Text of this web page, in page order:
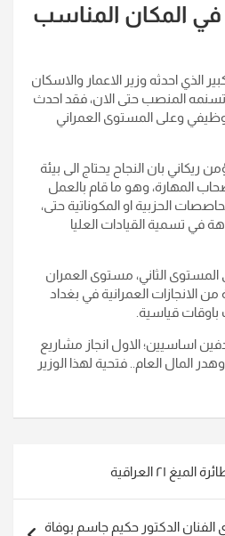
المكان المناسب
الذي احدثه وزير الاعمار والاسكان
تسنمه المنصب حتى الان، فقد احدث
وعلى المستوى العمراني
بان النجاح يحتاج الى بيئة
المهارة، وهو ما قام بالعمل
الحزبية او المكوناتية حتى،
في تسمية القيادات العليا
المستوى الثاني، مستوى العمران
الانجازات العمرانية في بغداد
قياسية.
اساسيين؛ الاول انجاز مشاريع
المال العام.. فتحية لهذا الوزير
٢١ العراقية
الدكتور حكيم جاسم بوفاة